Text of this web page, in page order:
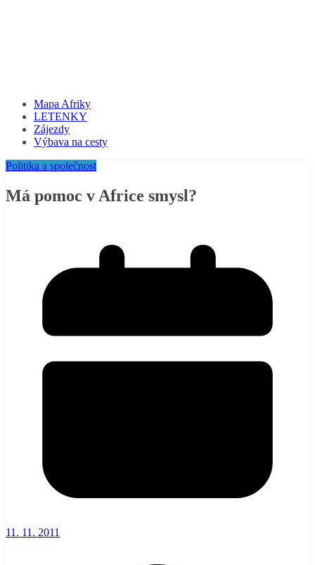
Mapa Afriky
LETENKY
Zájezdy
Výbava na cesty
Politika a společnost
Má pomoc v Africe smysl?
11. 11. 2011